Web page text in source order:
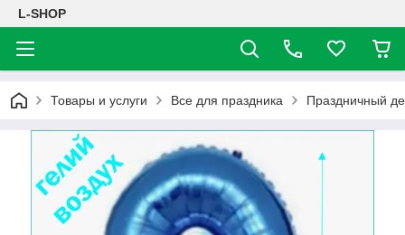
L-SHOP
Товары и услуги Все для праздника Праздничный